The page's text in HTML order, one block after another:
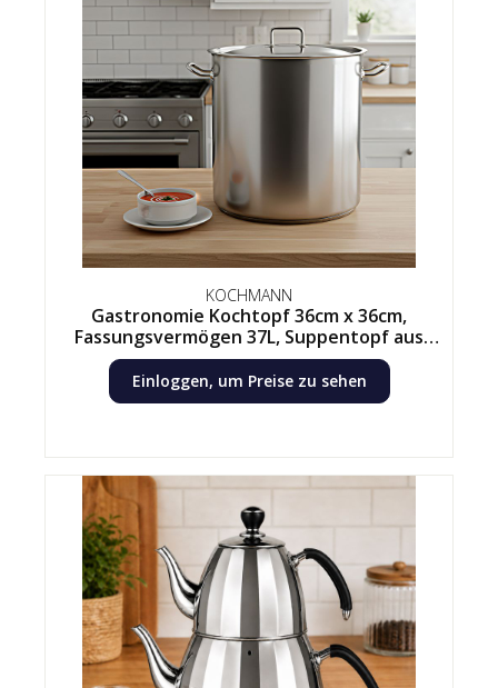
KOCHMANN
Gastronomie Kochtopf 36cm x 36cm,
Fassungsvermögen 37L, Suppentopf aus
Edelstahl mit Deckel
Einloggen, um Preise zu sehen